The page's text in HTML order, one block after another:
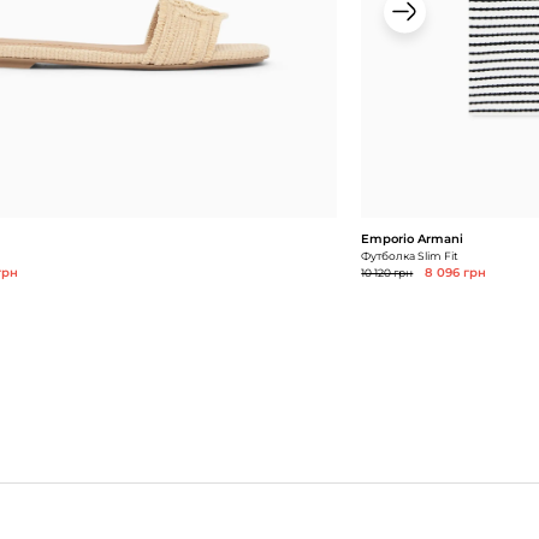
Emporio Armani
Футболка Slim Fit
10 120 грн
8 096 грн